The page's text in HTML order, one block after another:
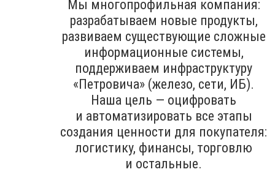
Мы многопрофильная компания:
разрабатываем новые продукты,
развиваем существующие сложные
информационные системы,
поддерживаем инфраструктуру
«Петровича» (железо, сети, ИБ).
Наша цель — оцифровать
и автоматизировать все этапы
создания ценности для покупателя:
логистику, финансы, торговлю
и остальные.